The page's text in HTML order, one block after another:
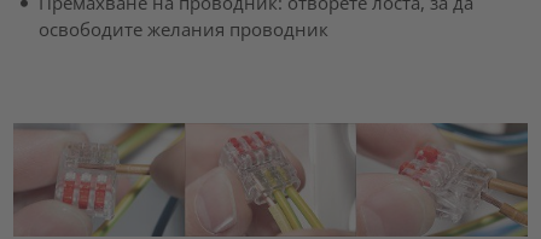
освободите желания проводник